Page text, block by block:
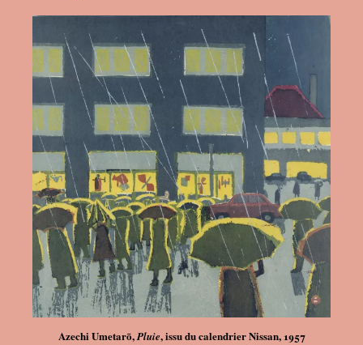
Azechi Umetarō,Pluie, issu du calendrier Nissan, 1957